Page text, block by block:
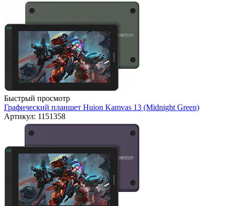
Быстрый просмотр
Графический планшет Huion Kamvas 13 (Midnight Green)
Артикул: 1151358